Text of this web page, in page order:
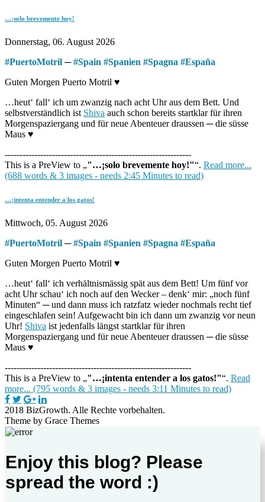
…¡solo brevemente hoy!
Donnerstag, 06. August 2026
#PuertoMotril ─#Spain #Spanien #Spagna #España
Guten Morgen Puerto Motril ♥
…heut‘ fall‘ ich um zwanzig nach acht Uhr aus dem Bett. Und
selbstverständlich ist Shiva auch schon bereits startklar für ihren
Morgenspaziergang und für neue Abenteuer draussen ─ die süsse
Maus ♥
---------------------------------------------------------------
This is a PreView to
"…¡solo brevemente hoy!" . Read more...
(688 words & 3 images - needs 2:45 Minutes to read)
…¡intenta entender a los gatos!
Mittwoch, 05. August 2026
#PuertoMotril ─#Spain #Spanien #Spagna #España
Guten Morgen Puerto Motril ♥
…heut‘ fall‘ ich verhältnismässig spät aus dem Bett! Um fünf vor
acht Uhr schau‘ ich noch auf den Wecker – denk‘ mir: „noch fünf
Minuten“ ─ und dann muss ich ratzfatz wieder nochmals recht tief
eingeschlafen sein! Aufgewacht bin ich dann um zwanzig vor neun
Uhr! Shiva ist jedenfalls längst startklar für ihren
Morgenspaziergang und für neue Abenteuer draussen ─ die süsse
Maus ♥
---------------------------------------------------------------
This is a PreView to
"…¡intenta entender a los gatos!" . Read
more... (795 words & 3 images - needs 3:11 Minutes to read)
2018 BizGrowth. Alle Rechte vorbehalten.
Theme by Grace Themes
Enjoy this blog? Please
spread the word :)